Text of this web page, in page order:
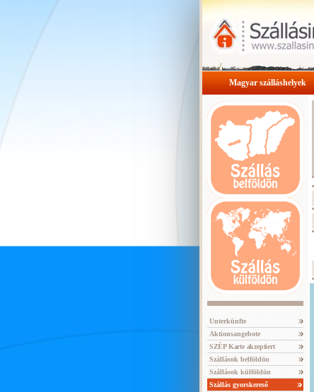
Magyar szálláshelyek
Unterkünfte
Aktionsangebote
SZÉP Karte akzeptiert
Szállások belföldön
Szállások külföldön
Szállás gyorskereső